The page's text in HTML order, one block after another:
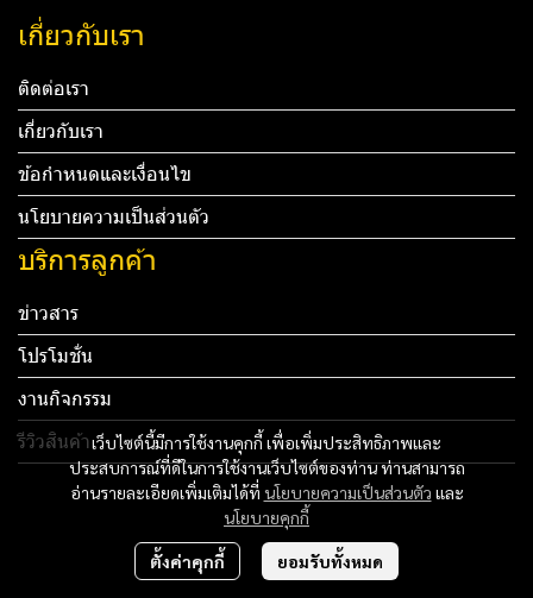
เว็บไซต์นี้มีการใช้งานคุกกี้ เพื่อเพิ่มประสิทธิภาพและ
ประสบการณ์ที่ดีในการใช้งานเว็บไซต์ของท่าน ท่านสามารถ
อ่านรายละเอียดเพิ่มเติมได้ที่ นโยบายความเป็นส่วนตัว และ
นโยบายคุกกี้
ตั้งค่าคุกกี้ ยอมรับทั้งหมด
เกี่ยวกับเรา
ติดต่อเรา
เกี่ยวกับเรา
ข้อกำหนดและเงื่อนไข
นโยบายความเป็นส่วนตัว
บริการลูกค้า
ข่าวสาร
โปรโมชั่น
งานกิจกรรม
รีวิวสินค้า
Tel: 012 345 67890 Email: mail@yourdomain.com